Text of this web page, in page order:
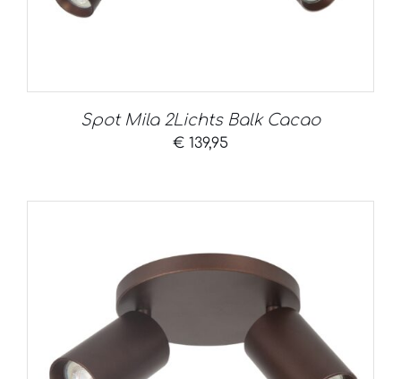
Spot Mila 2Lichts Balk Cacao
€ 139,95